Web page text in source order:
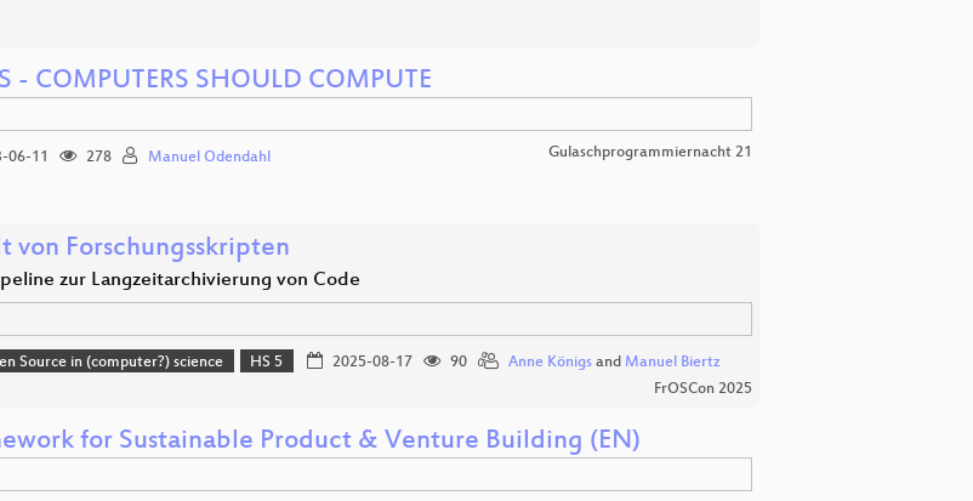
- COMPUTERS SHOULD COMPUTE
06-11 278 Manuel Odendahl Gulaschprogrammiernacht 21
von Forschungsskripten
zur Langzeitarchivierung von Code
Source in (computer?) science HS 5 2025-08-17 90 Anne Königsand Manuel Biertz
FrOSCon 2025
for Sustainable Product & Venture Building (EN)